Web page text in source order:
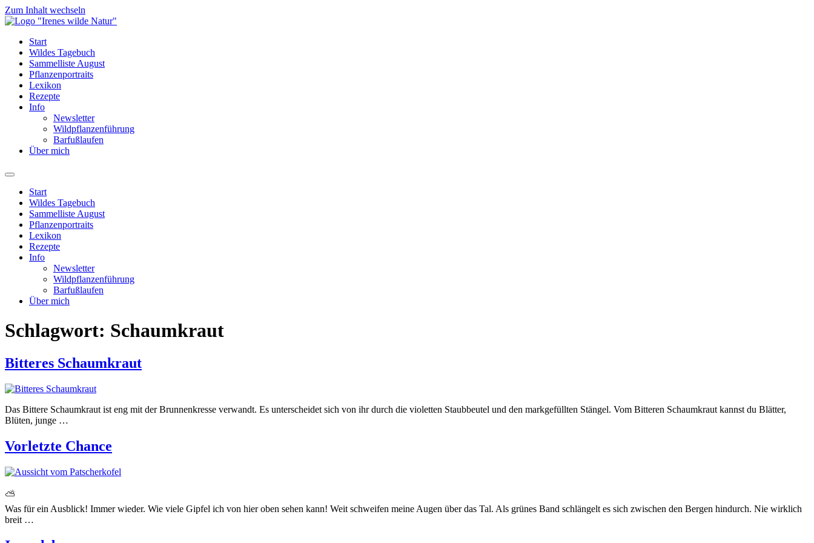
Zum Inhalt wechseln
Start
Wildes Tagebuch
Sammelliste August
Pflanzenportraits
Lexikon
Rezepte
Info
Newsletter
Wildpflanzenführung
Barfußlaufen
Über mich
Start
Wildes Tagebuch
Sammelliste August
Pflanzenportraits
Lexikon
Rezepte
Info
Newsletter
Wildpflanzenführung
Barfußlaufen
Über mich
Schlagwort: Schaumkraut
Bitteres Schaumkraut
Das Bittere Schaumkraut ist eng mit der Brunnenkresse verwandt. Es unterscheidet sich von ihr durch die violetten Staubbeutel und den markgefüllten Stängel. Vom Bitteren Schaumkraut kannst du Blätter,
Blüten, junge …
Vorletzte Chance
⛅
Was für ein Ausblick! Immer wieder. Wie viele Gipfel ich von hier oben sehen kann! Weit schweifen meine Augen über das Tal. Als grünes Band schlängelt es sich zwischen den Bergen hindurch. Nie wirklich
breit …